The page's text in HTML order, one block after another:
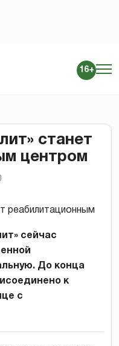
16+
станет
центром
сейчас
До конца
к
с